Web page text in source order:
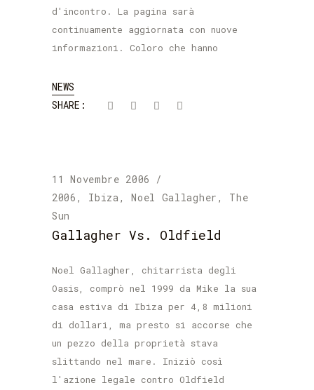
d'incontro. La pagina sarà
continuamente aggiornata con nuove
informazioni. Coloro che hanno
NEWS
SHARE:
11 Novembre 2006
2006 , Ibiza,Noel Gallagher , The
Sun
Gallagher Vs. Oldfield
Noel Gallagher, chitarrista degli
Oasis, comprò nel 1999 da Mike la sua
casa estiva di Ibiza per 4,8 milioni
di dollari, ma presto si accorse che
un pezzo della proprietà stava
slittando nel mare. Iniziò così
l'azione legale contro Oldfield